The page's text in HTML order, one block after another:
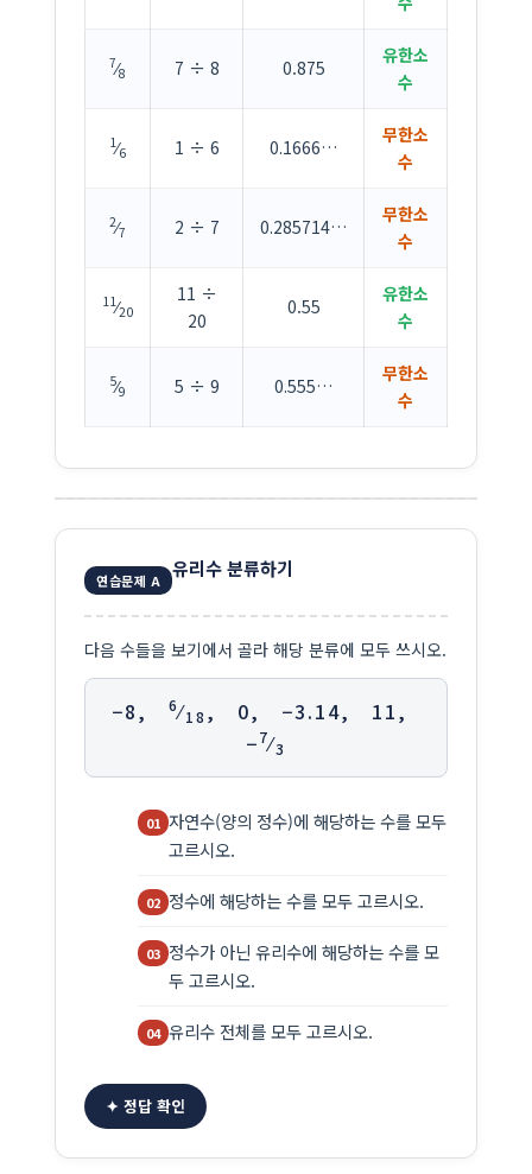
7⁄8 7 ÷ 8 0.875
유한소
수
1⁄6 1 ÷ 6 0.1666…
무한소
수
2⁄7 2 ÷ 7 0.285714…
무한소
수
11⁄20
11 ÷
20
0.55
유한소
수
5⁄9 5 ÷ 9 0.555…
무한소
수
연습문제 A 유리수 분류하기
다음 수들을 보기에서 골라 해당 분류에 모두 쓰시오.
−8, 6⁄18 , 0, −3.14, 11,
−7⁄3
자연수(양의 정수)에 해당하는 수를 모두
고르시오.
정수에 해당하는 수를 모두 고르시오.
정수가 아닌 유리수에 해당하는 수를 모
두 고르시오.
유리수 전체를 모두 고르시오.
✦ 정답 확인